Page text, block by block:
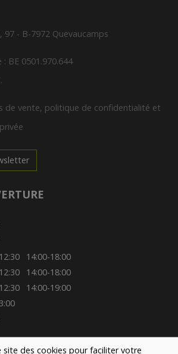
site des cookies pour faciliter votre
97 - B-7972 Quevaucamps
BE 0501.970.644
de vente, politique de confidentialité et
14:00-18:00
14:00-18:00
14:00-19:00